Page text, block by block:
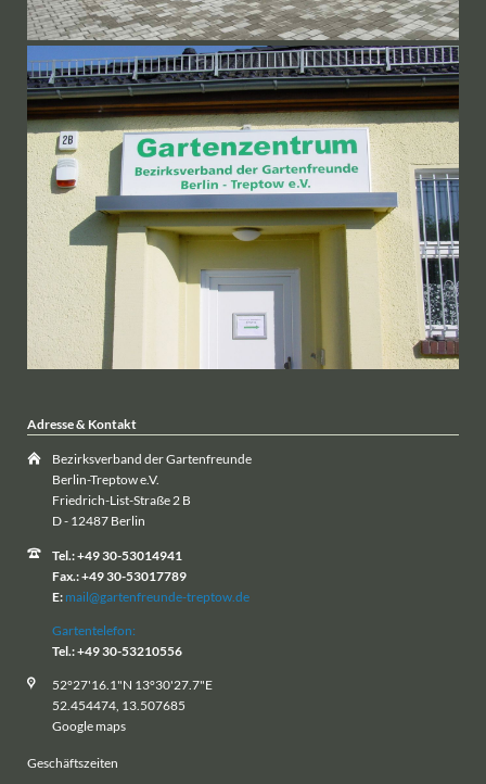
Adresse & Kontakt
Bezirksverband der Gartenfreunde
Berlin-Treptow e.V.
Friedrich-List-Straße 2 B
D - 12487 Berlin
Tel.: +49 30-53014941
Fax.: +49 30-53017789
E: mail@gartenfreunde-treptow.de
Gartentelefon:
Tel.: +49 30-53210556
52°27'16.1"N 13°30'27.7"E
52.454474, 13.507685
Google maps
Geschäftszeiten